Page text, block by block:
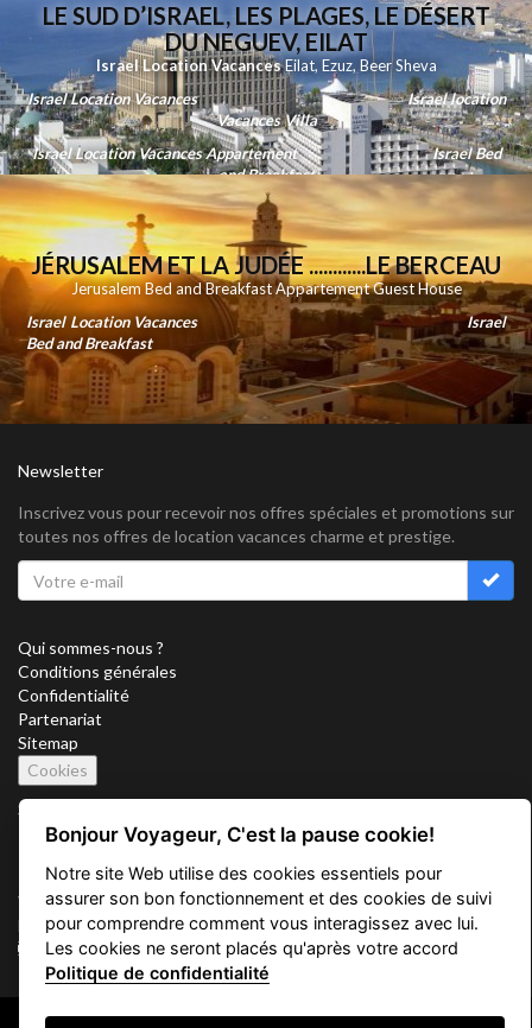
LE SUD D’ISRAEL, LES PLAGES, LE DÉSERT
DU NEGUEV, EILAT
Israel Location VacancesEilat, Ezuz, Beer Sheva
Israel Location Vacances
Israel location
Vacances Villa
Israel Location Vacances Appartement
Israel Bed
and Breakfast
JÉRUSALEM ET LA JUDÉE ............LE BERCEAU
Jerusalem Bed and Breakfast Appartement Guest House
Israel Location Vacances
Israel
Bed and Breakfast
Newsletter
Inscrivez vous pour recevoir nos offres spéciales et promotions sur
toutes nos offres de location vacances charme et prestige.
Qui sommes-nous ?
Conditions générales
Confidentialité
Partenariat
Sitemap
Cookies
Suivez nous sur
Vacation Key Corp. 2905 Point East Drive #L-215. Aventura.
FLORIDA 33160.
info@vacationkey.com
Bonjour Voyageur, C'est la pause cookie!
Notre site Web utilise des cookies essentiels pour
assurer son bon fonctionnement et des cookies de suivi
pour comprendre comment vous interagissez avec lui.
Les cookies ne seront placés qu'après votre accord
Politique de confidentialité